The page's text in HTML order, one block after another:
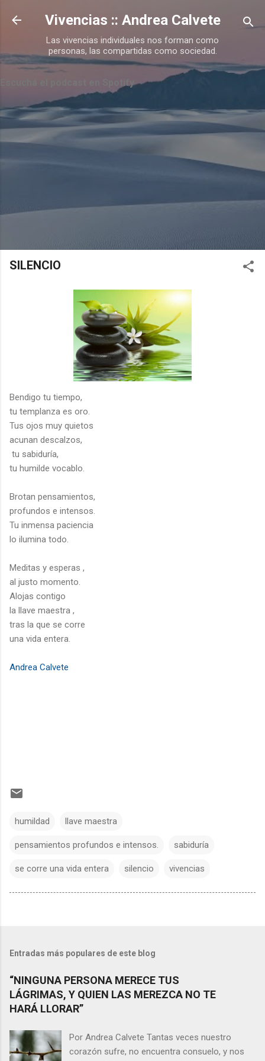
Ir al contenido principal
Vivencias :: Andrea Calvete
Las vivencias individuales nos forman como
personas, las compartidas como sociedad.
Escuchá el podcast en Spotify
SILENCIO
Bendigo tu tiempo,
tu templanza es oro.
Tus ojos muy quietos
acunan descalzos,
tu sabiduría,
tu humilde vocablo.
Brotan pensamientos,
profundos e intensos.
Tu inmensa paciencia
lo ilumina todo.
Meditas y esperas ,
al justo momento.
Alojas contigo
la llave maestra ,
tras la que se corre
una vida entera.
Andrea Calvete
humildad llave maestra
pensamientos profundos e intensos. sabiduría
se corre una vida entera silencio vivencias
Entradas más populares de este blog
“NINGUNA PERSONA MERECE TUS
LÁGRIMAS, Y QUIEN LAS MEREZCA NO TE
HARÁ LLORAR”
Por Andrea Calvete Tantas veces nuestro
corazón sufre, no encuentra consuelo, y nos